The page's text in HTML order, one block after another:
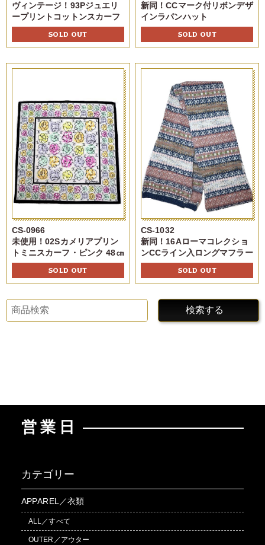
ヴィンテージ！93Pジュエリ
ープリントコットンスカーフ
SOLD OUT
新同！CCマーク付リボンデザ
インラパンハット
SOLD OUT
CS-0966
未使用！02Sカメリアプリン
トミニスカーフ・ピンク 48㎝
SOLD OUT
CS-1032
新同！16Aローマコレクショ
ンCCライン入ロングマフラー
SOLD OUT
検索する
営業日
カテゴリー
APPAREL／衣類
ALL／すべて
OUTER／アウター